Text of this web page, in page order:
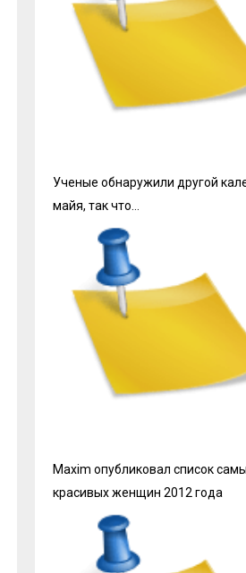
Ученые обнаружили другой
майя, так что…
Maxim опубликовал список
красивых женщин 2012 года